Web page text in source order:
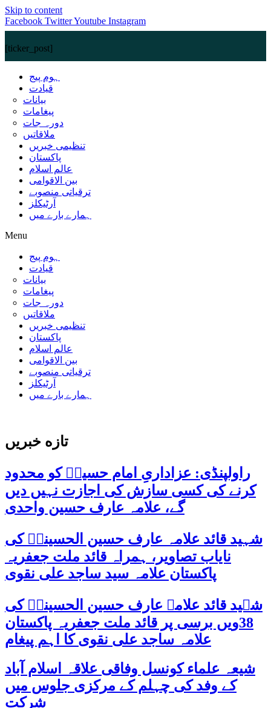
Skip to content
Facebook TwitterYoutube Instagram
[ticker_post]
ہوم پیج
قیادت
بیانات
پیغامات
دورہ جات
ملاقاتیں
تنظیمی خبریں
پاکستان
عالم اسلام
بین الاقوامی
ترقیاتی منصوبے
آرٹیکلز
ہمارے بارے میں
Menu
ہوم پیج
قیادت
بیانات
پیغامات
دورہ جات
ملاقاتیں
تنظیمی خبریں
پاکستان
عالم اسلام
بین الاقوامی
ترقیاتی منصوبے
آرٹیکلز
ہمارے بارے میں
تازه خبریں
راولپنڈی: عزاداریِ امام حسینؑ کو محدود
کرنے کی کسی سازش کی اجازت نہیں دیں
گے، علامہ عارف حسین واحدی
شہید قائد علامہ عارف حسین الحسینیؒ کی
نایاب تصاویر، ہمراہ قائد ملت جعفریہ
پاکستان علامہ سید ساجد علی نقوی
شہید قائد علامہ عارف حسین الحسینیؒ کی
38ویں برسی پر قائد ملت جعفریہ پاکستان
علامہ ساجد علی نقوی کا اہم پیغام
شیعہ علماء کونسل وفاقی علاقہ اسلام آباد
کے وفد کی چہلم کے مرکزی جلوس میں
شرکت